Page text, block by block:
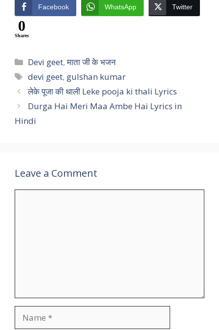
Facebook WhatsApp Twitter
0
Shares
Categories
Devi geet,माता जी के भजन
Tags
devi geet, gulshan kumar
लेके पूजा की थाली Leke pooja ki thali Lyrics
Durga Hai Meri Maa Ambe Hai Lyrics in
Hindi
Leave a Comment